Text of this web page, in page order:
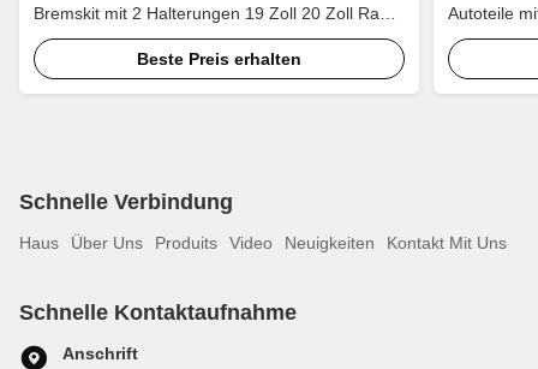
Bremskit mit 2 Halterungen 19 Zoll 20 Zoll Rad
405*34mm 378*32mm Rotor
Beste Preis erhalten
Autoteile
Schnelle Verbindung
Haus Über Uns Produits Video Neuigkeiten Kontakt Mit Uns
Schnelle Kontaktaufnahme
Anschrift